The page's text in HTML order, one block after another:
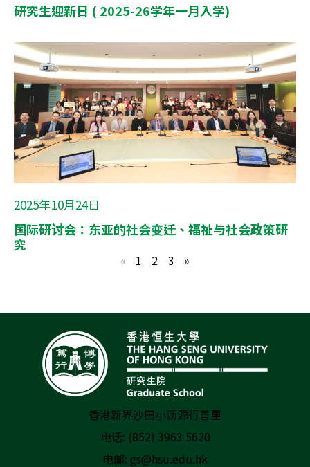
研究生迎新日 ( 2025-26学年一月入学)
国际研讨会：东亚的社会变迁、福祉与社会政策研
究
2025年10月24日
« 1 2 3 »
香港新界沙田小沥源行善里
电话: (852) 3963 5620
电邮: gs@hsu.edu.hk